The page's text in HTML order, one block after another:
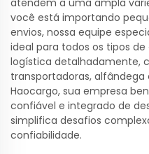
você está importando
envios, nossa equipe
ideal para todos os tipos
logística detalhadamente,
transportadoras, alfândega
Haocargo, sua empresa
confiável e integrado de
simplifica desafios
confiabilidade.